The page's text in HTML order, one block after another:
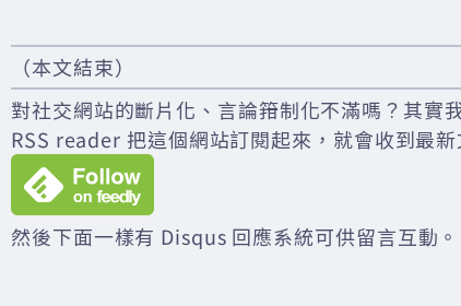
（本文結束）
對社交網站的斷片化、言論箝制化不滿嗎？其實
RSS reader 把這個網站訂閱起來，就會收到最新
然後下面一樣有 Disqus 回應系統可供留言互動。